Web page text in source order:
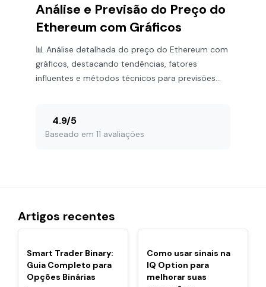
Análise e Previsão do Preço do
Ethereum com Gráficos
📊 Análise detalhada do preço do Ethereum com
gráficos, destacando tendências, fatores
influentes e métodos técnicos para previsões
4.9/5
Baseado em 11 avaliações
Artigos recentes
POPULARES
Smart Trader Binary:
Guia Completo para
Opções Binárias
POPULARES
Como usar sinais na
IQ Option para
melhorar suas